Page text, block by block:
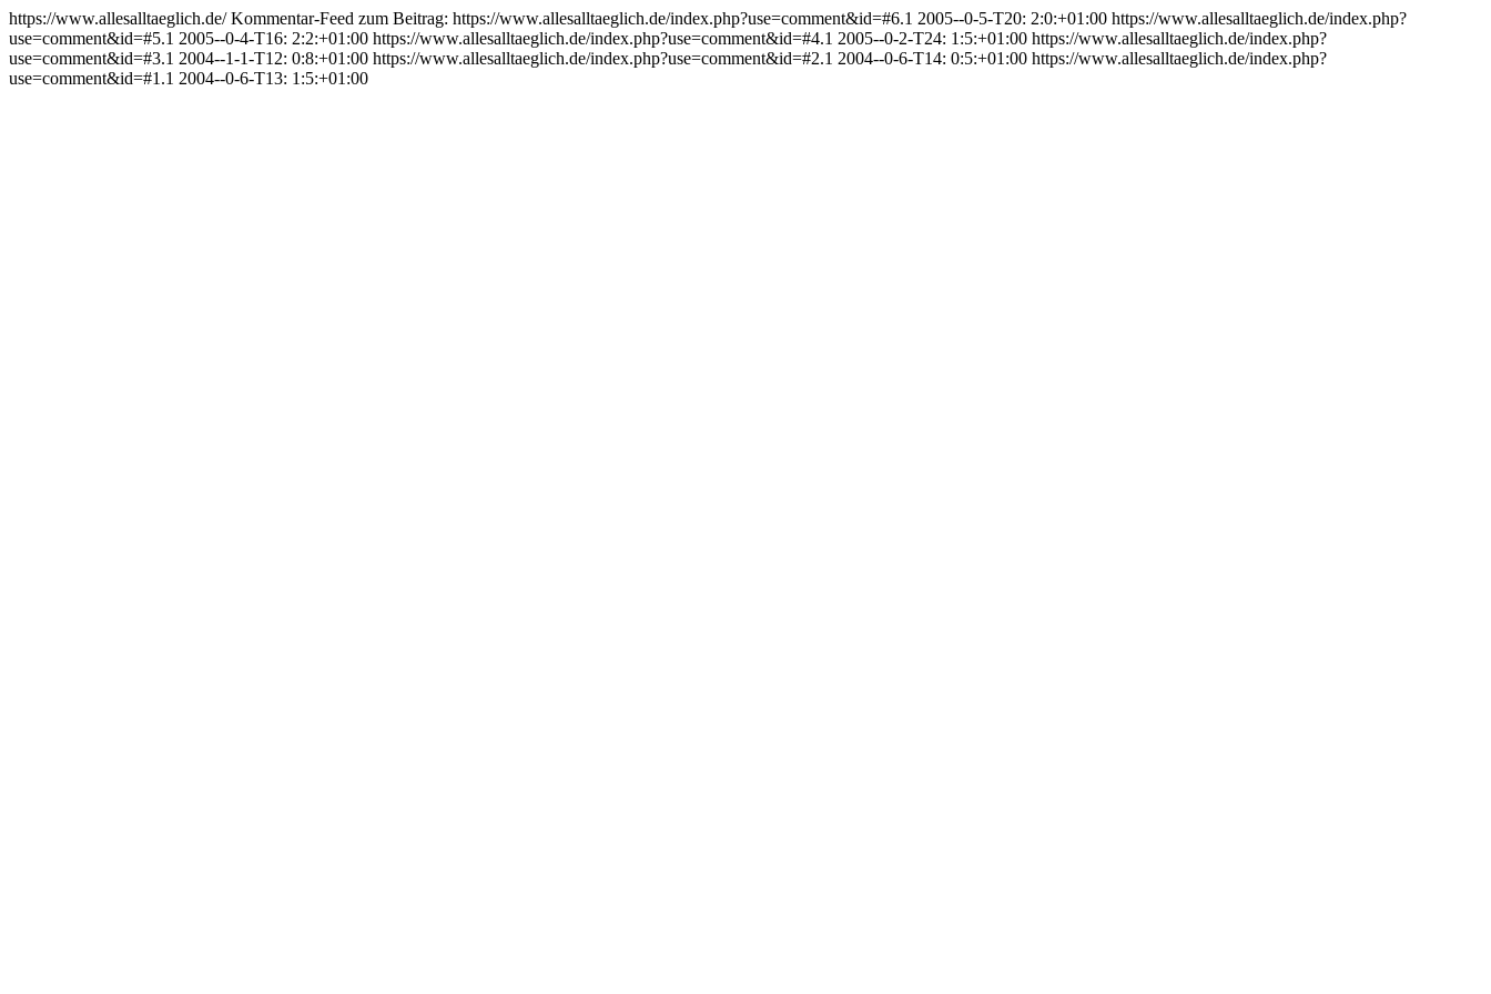
https://www.allesalltaeglich.de/Kommentar-Feed zum Beitrag: https://www.allesalltaeglich.de/index.php?use=comment&id=#6.1 2005--0-5-T20: 2:0:+01:00 https://www.allesalltaeglich.de/index.php?
use=comment&id=#5.1 2005--0-4-T16: 2:2:+01:00 https://www.allesalltaeglich.de/index.php?use=comment&id=#4.1 2005--0-2-T24: 1:5:+01:00 https://www.allesalltaeglich.de/index.php?
use=comment&id=#3.1 2004--1-1-T12: 0:8:+01:00 https://www.allesalltaeglich.de/index.php?use=comment&id=#2.1 2004--0-6-T14: 0:5:+01:00 https://www.allesalltaeglich.de/index.php?
use=comment&id=#1.1 2004--0-6-T13: 1:5:+01:00